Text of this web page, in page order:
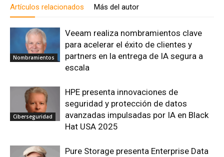
Artículos relacionados Más del autor
Nombramientos
Veeam realiza nombramientos clave
para acelerar el éxito de clientes y
partners en la entrega de IA segura a
escala
Ciberseguridad
HPE presenta innovaciones de
seguridad y protección de datos
avanzadas impulsadas por IA en Black
Hat USA 2025
Pure Storage presenta Enterprise Data